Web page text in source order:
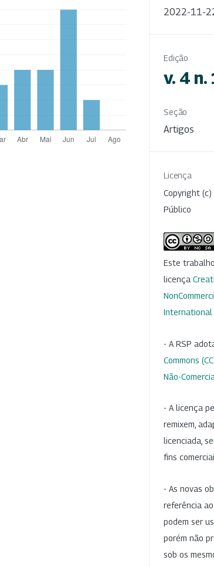
2022-11-
Edição
v. 4 n.
Seção
Artigos
Licença
Copyright
Público
Este
licença
International
- A RSP
Commons
Não-
- A licença
remixem,
licenciada,
fins
- As novas
referência
podem ser
porém não
sob os